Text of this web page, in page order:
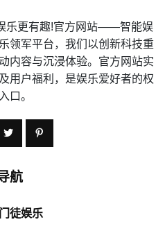
乐更有趣!官方网站——智能娱
领军平台，我们以创新科技重
内容与沉浸体验。官方网站实
用户福利，是娱乐爱好者的权
口。
航
门徒娱乐